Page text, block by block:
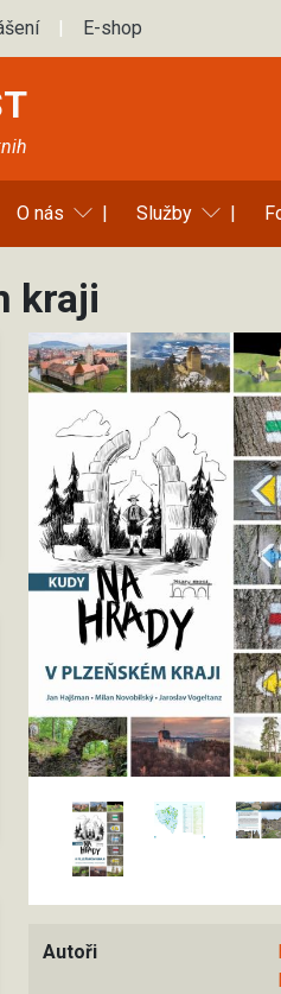
| E-shop
O nás | Služby |
kraji
Autoři